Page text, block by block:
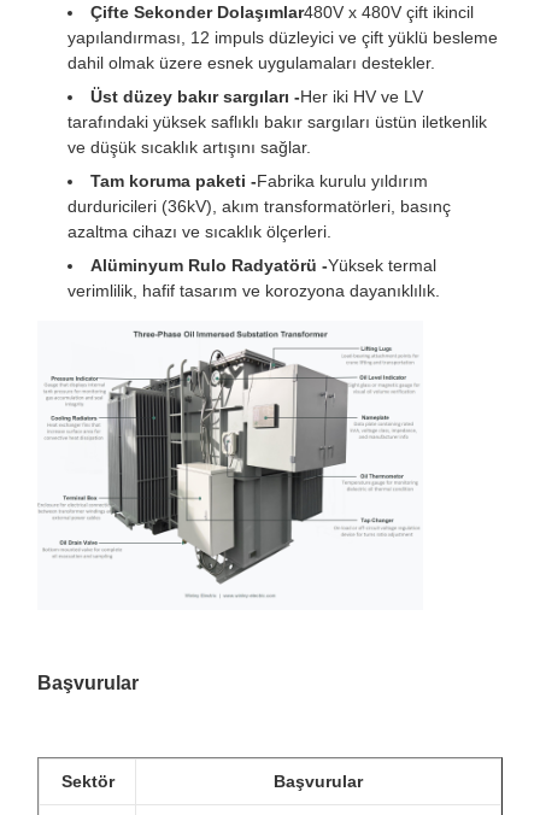
Çifte Sekonder Dolaşımlar480V x 480V çift ikincil
yapılandırması, 12 impuls düzleyici ve çift yüklü besleme
dahil olmak üzere esnek uygulamaları destekler.
Üst düzey bakır sargıları -Her iki HV ve LV
tarafındaki yüksek saflıklı bakır sargıları üstün iletkenlik
ve düşük sıcaklık artışını sağlar.
Tam koruma paketi -Fabrika kurulu yıldırım
durduricileri (36kV), akım transformatörleri, basınç
azaltma cihazı ve sıcaklık ölçerleri.
Alüminyum Rulo Radyatörü -Yüksek termal
verimlilik, hafif tasarım ve korozyona dayanıklılık.
Başvurular
Sektör Başvurular